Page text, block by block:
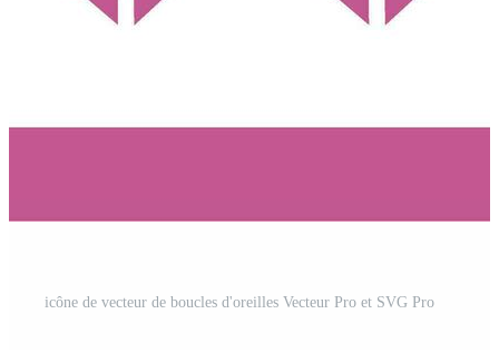
icône de vecteur de boucles d'oreilles Vecteur Pro et SVG Pro